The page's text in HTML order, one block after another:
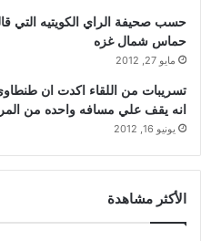
حسب صحيفة الراي الكويتيه التي
حماس شمال غزه
مايو 27, 2012
تسريبات من اللقاء اكدت ان
انه يقف علي مسافه واحده من
يونيو 16, 2012
الأكثر مشاهدة